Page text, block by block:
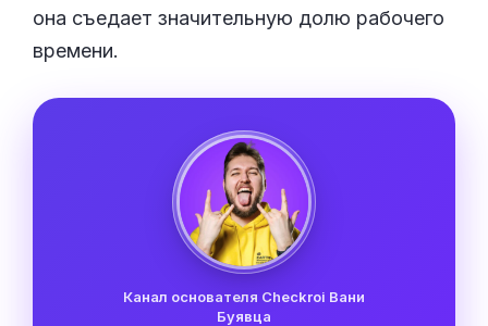
она съедает значительную долю рабочего
времени.
Канал основателя Checkroi Вани
Буявца